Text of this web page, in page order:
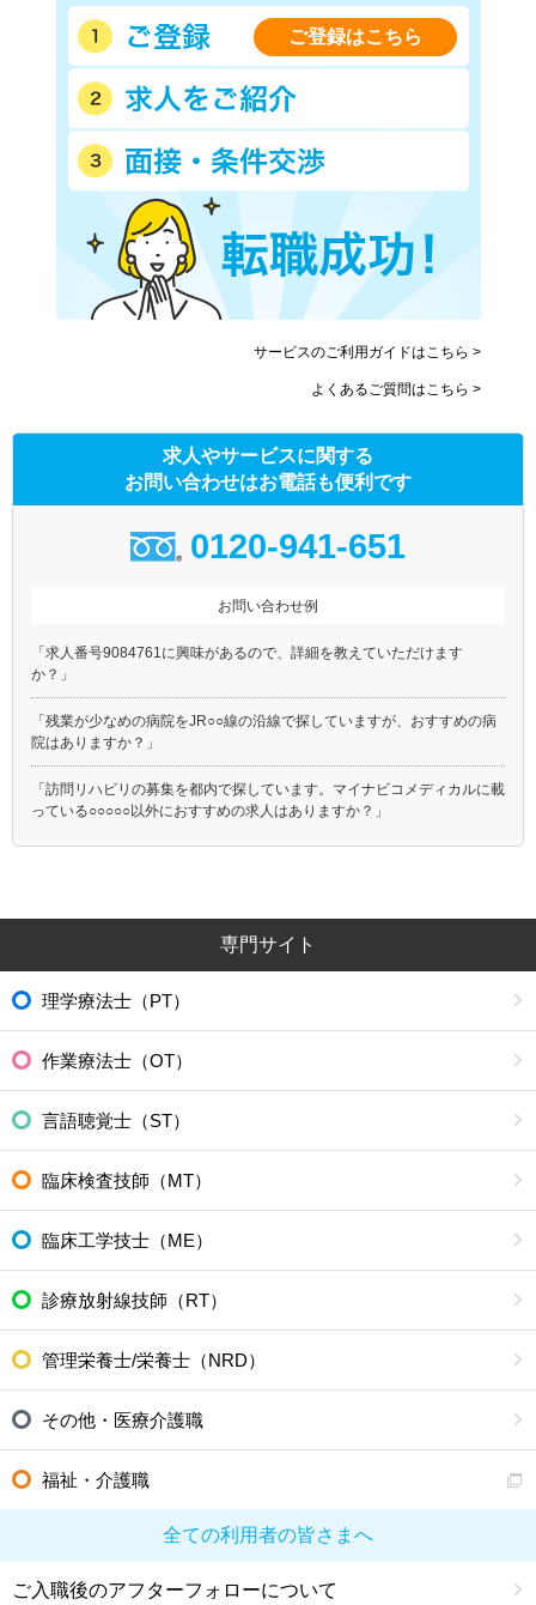
ご登録はこちら
サービスのご利用ガイドはこちら >
よくあるご質問はこちら >
求人やサービスに関する
お問い合わせはお電話も便利です
0120-941-651
お問い合わせ例
「求人番号9084761に興味があるので、詳細を教えていただけます
か？」
「残業が少なめの病院をJR○○線の沿線で探していますが、おすすめの病
院はありますか？」
「訪問リハビリの募集を都内で探しています。マイナビコメディカルに載
っている○○○○○以外におすすめの求人はありますか？」
専門サイト
理学療法士（PT）
作業療法士（OT）
言語聴覚士（ST）
臨床検査技師（MT）
臨床工学技士（ME）
診療放射線技師（RT）
管理栄養士/栄養士（NRD）
その他・医療介護職
福祉・介護職
全ての利用者の皆さまへ
ご入職後のアフターフォローについて